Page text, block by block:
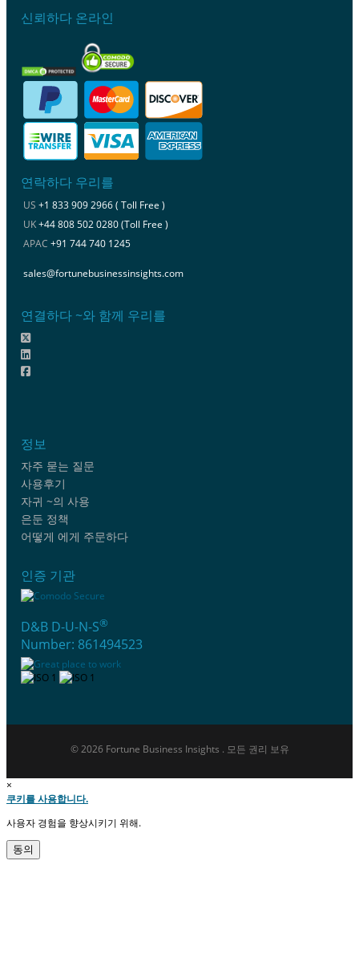
신뢰하다 온라인
연락하다 우리를
US +1 833 909 2966 ( Toll Free )
UK+44 808 502 0280 (Toll Free )
APAC +91 744 740 1245
sales@fortunebusinessinsights.com
연결하다 ~와 함께 우리를
정보
자주 묻는 질문
사용후기
자귀 ~의 사용
은둔 정책
어떻게 에게 주문하다
인증 기관
D&B D-U-N-S®
Number: 861494523
© 2026 Fortune Business Insights . 모든 권리 보유
×
쿠키를 사용합니다.
사용자 경험을 향상시키기 위해.
동의